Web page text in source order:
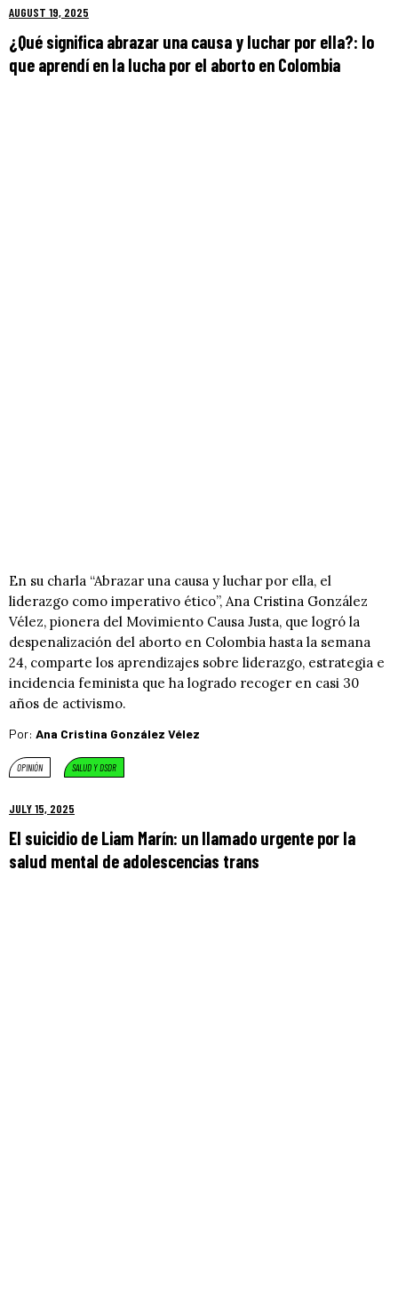
AUGUST 19, 2025
¿Qué significa abrazar una causa y luchar por ella?: lo
que aprendí en la lucha por el aborto en Colombia
En su charla “Abrazar una causa y luchar por ella, el
liderazgo como imperativo ético”, Ana Cristina González
Vélez, pionera del Movimiento Causa Justa, que logró la
despenalización del aborto en Colombia hasta la semana
24, comparte los aprendizajes sobre liderazgo, estrategia e
incidencia feminista que ha logrado recoger en casi 30
años de activismo.
Por: Ana Cristina González Vélez
OPINIÓN SALUD Y DSDR
JULY 15, 2025
El suicidio de Liam Marín: un llamado urgente por la
salud mental de adolescencias trans